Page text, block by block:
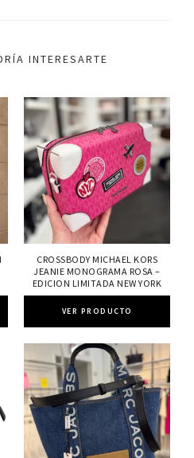
INTERESARTE
CROSSBODY MICHAEL KORS
JEANIE MONOGRAMA ROSA –
EDICION LIMITADA NEW YORK
VER PRODUCTO